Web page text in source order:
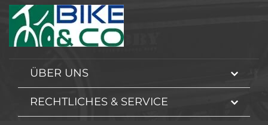
ÜBER UNS
RECHTLICHES & SERVICE